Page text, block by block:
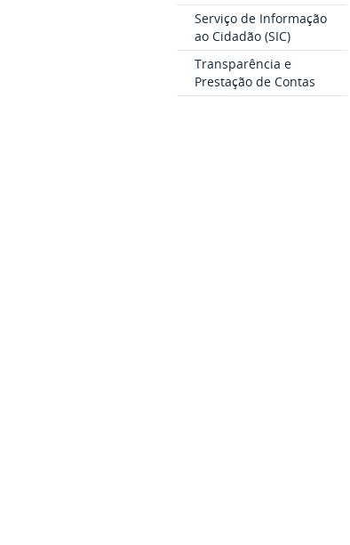
Serviço de Informação
ao Cidadão (SIC)
Transparência e
Prestação de Contas